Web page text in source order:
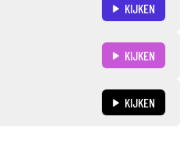
KIJKEN
KIJKEN
KIJKEN